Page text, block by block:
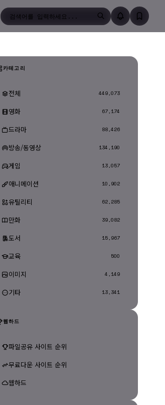
검색
카테고리
전체 449,073
영화 67,174
드라마 88,426
방송/동영상 134,190
게임 13,057
애니메이션 10,902
유틸리티 62,285
만화 39,082
도서 15,967
교육 500
이미지 4,149
기타 13,341
웹하드
파일공유 사이트 순위
무료다운 사이트 순위
웹하드